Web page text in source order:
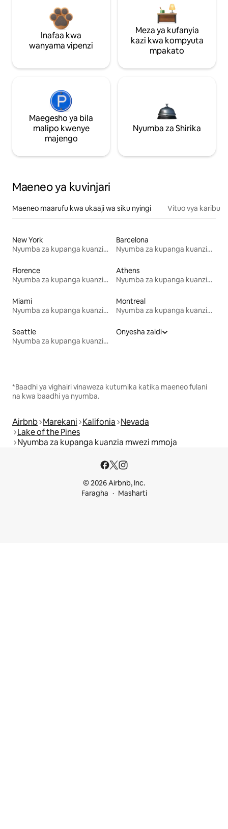
Inafaa kwa
wanyama vipenzi
Meza ya kufanyia
kazi kwa kompyuta
mpakato
Maegesho ya bila
malipo kwenye
majengo
Nyumba za Shirika
Maeneo ya kuvinjari
Maeneo maarufu kwa ukaaji wa siku nyingi Vituo vya karibu
New York
Nyumba za kupanga kuanzia mwezi mmoja
Barcelona
Nyumba za kupanga kuanzia mwezi mmoja
Florence
Nyumba za kupanga kuanzia mwezi mmoja
Athens
Nyumba za kupanga kuanzia mwezi mmoja
Miami
Nyumba za kupanga kuanzia mwezi mmoja
Montreal
Nyumba za kupanga kuanzia mwezi mmoja
Seattle
Nyumba za kupanga kuanzia mwezi mmoja
Onyesha zaidi
*Baadhi ya vighairi vinaweza kutumika katika maeneo fulani
na kwa baadhi ya nyumba.
Airbnb Marekani Kalifonia Nevada
Lake of the Pines
Nyumba za kupanga kuanzia mwezi mmoja
© 2026 Airbnb, Inc.
Faragha
Masharti